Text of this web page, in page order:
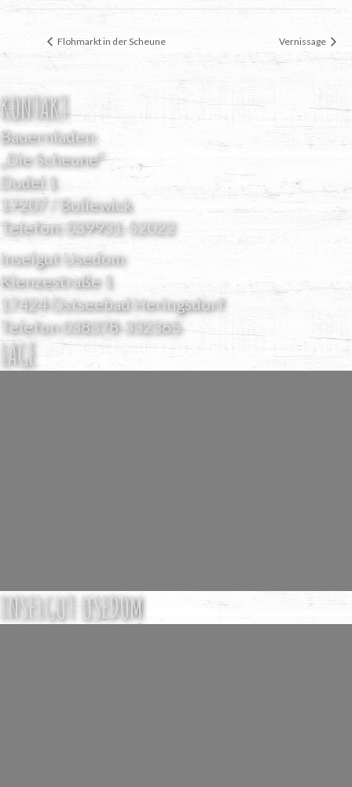
Floh­markt in der Scheune Ver­nis­sa­ge
KONTAKT
Bauernladen
„Die Scheune“
Dudel 1
17207 / Bollewick
Telefon:039931-52022
Inselgut Usedom
Klenzestraße 1
17424 Ostseebad Heringsdorf
Telefon038378-332365
LAGE
INSELGUT USEDOM